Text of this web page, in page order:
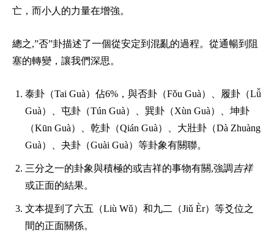
亡，而小人的力量在增強。
總之,”否”卦描述了一個從安定到混亂的過程。從通暢到阻
塞的轉變，讓我們深思。
泰卦（Tai Guà）佔6%，與否卦（Fǒu Guà）、履卦（Lǚ
Guà）、屯卦（Tún Guà）、巽卦（Xùn Guà）、坤卦
（Kūn Guà）、乾卦（Qián Guà）、大壯卦（Dà Zhuàng
Guà）、夬卦（Guài Guà）等卦象有關聯。
三分之一的卦象與積極的或吉祥的事物有關,強調 吉祥
或正面的結果。
文本提到了六五（Liù Wǔ）和九二（Jiǔ Èr）等爻位之
間的正面關係。